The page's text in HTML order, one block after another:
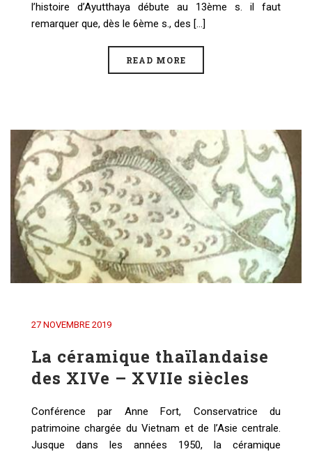
l’histoire d’Ayutthaya débute au 13ème s. il faut
remarquer que, dès le 6ème s., des [...]
READ MORE
27 NOVEMBRE 2019
La céramique thaïlandaise
des XIVe – XVIIe siècles
Conférence par Anne Fort, Conservatrice du
patrimoine chargée du Vietnam et de l’Asie centrale.
Jusque dans les années 1950, la céramique